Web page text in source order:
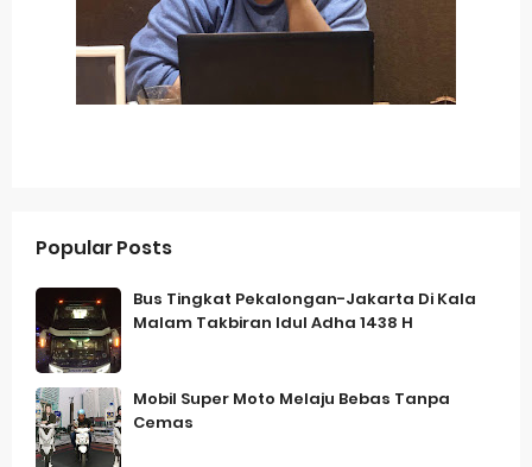
Popular Posts
Bus Tingkat Pekalongan-Jakarta Di Kala
Malam Takbiran Idul Adha 1438 H
Mobil Super Moto Melaju Bebas Tanpa
Cemas